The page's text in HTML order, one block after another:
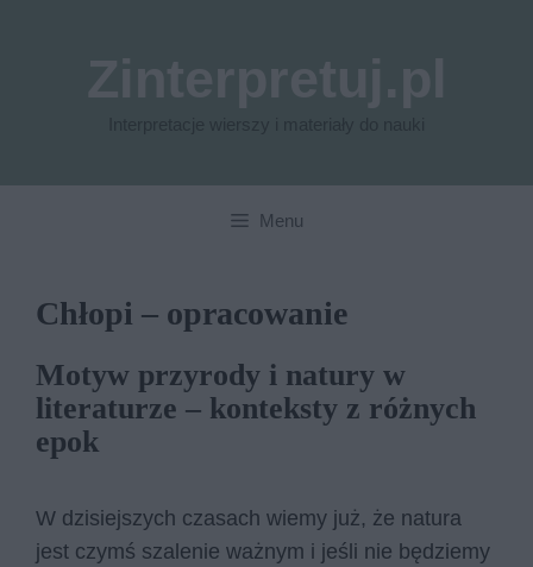
Menu
Chłopi – opracowanie
Motyw przyrody i natury w
literaturze – konteksty z różnych
epok
W dzisiejszych czasach wiemy już, że natura
jest czymś szalenie ważnym i jeśli nie będziemy